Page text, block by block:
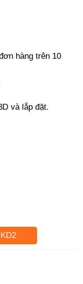
hàng trên 10
và lắp đặt.